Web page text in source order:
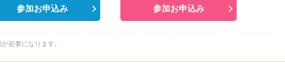
参加お申込み 参加お申込み
必要になります。